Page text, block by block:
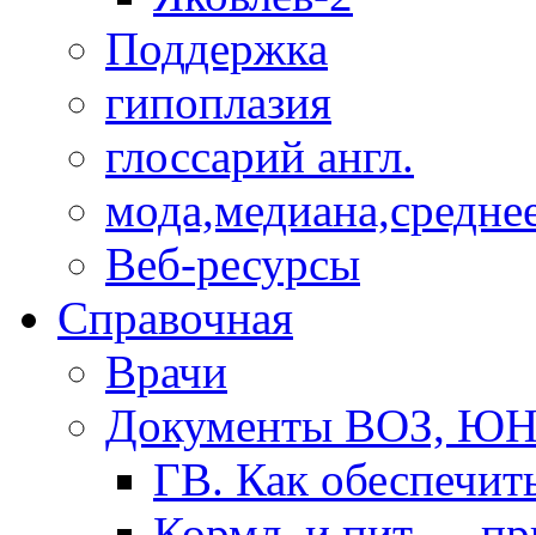
Поддержка
гипоплазия
глоссарий англ.
Веб-ресурсы
Справочная
Врачи
Документы ВОЗ,
ГВ. Как